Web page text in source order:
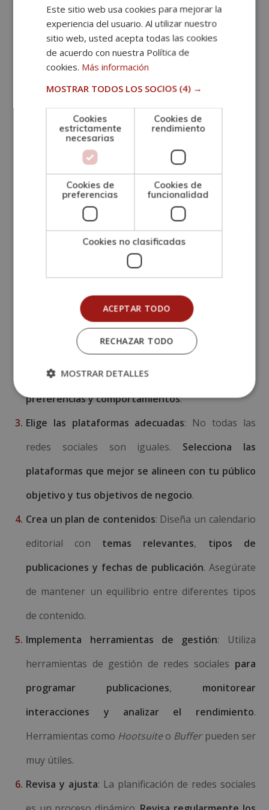
¿Cómo hacer un
plan estratégico de
redes sociales?
Crear un plan estratégico de redes sociales requiere
un enfoque metódico. Aquí te presentamos
Establece metas y KPIs: Define objetivos
específicos y los indicadores clave de rendimiento
KPIs) que utilizarás para medir el éxito. Por
ejemplo, podrías establecer una
aumentar el número de seguidores en un 20%
en seis meses
Desarrolla un perfil de la audiencia
detallados de tus audiencias objetivo. Esto te
permitiráadaptar tu contenido a sus
preferencias y comportamientos.
Elige las plataformas adecuadas: No todas las
redes sociales son iguales. Selecciona las
plataformas que mejor se alineen con tu público
objetivo y tus objetivos de negocio.
Crea un plan de contenidos: Diseña un calendario
editorial con temas relevantes, tipos de
publicaciones y fechas de publicación. Asegúrate
de mantener un equilibrio entre diferentes tipos
de contenido.
Implementa herramientas de gestión: Utiliza
herramientas de gestión de redes sociales para
programar publicaciones, monitorear
interacciones y analizar el rendimiento.
Herramientas como Hootsuiteo Bufferpueden ser
muy útiles.
Revisa y ajusta: La planificación de redes sociales
Este sitio web usa cookies para mejorar la
experiencia del usuario. Al utilizar nuestro
sitio web, usted acepta todas las cookies
de acuerdo con nuestra Política de
cookies. Más información
MOSTRAR TODOS LOS SOCIOS (4) →
Cookies
estrictamente
necesarias
Cookies de
rendimiento
Cookies de
preferencias
Cookies de
funcionalidad
Cookies no clasificadas
ACEPTAR TODO
RECHAZAR TODO
MOSTRAR DETALLES